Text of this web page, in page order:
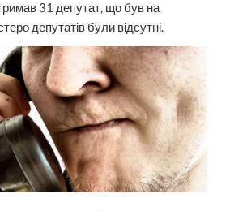
31 депутат, що був на
депутатів були відсутні.